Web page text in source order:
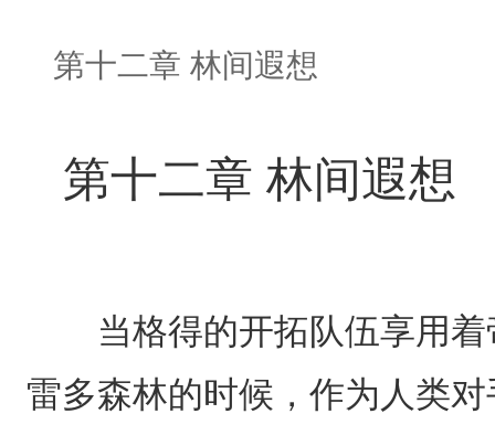
第十二章 林间遐想
第十二章 林间遐想
当格得的开拓队伍享用着
雷多森林的时候，作为人类